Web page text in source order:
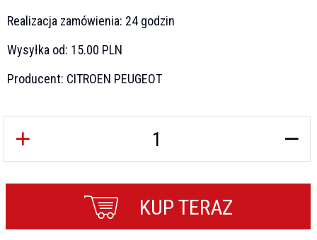
Realizacja zamówienia: 24 godzin
Wysyłka od: 15.00 PLN
Producent: CITROEN PEUGEOT
KUP TERAZ